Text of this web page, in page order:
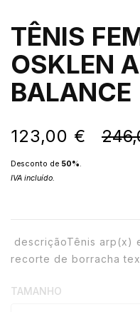
TÊNIS
OSKLEN
BALANCE
123,00 €
Desconto de 50%
IVA incluído.
descriçãoTênis arp(x)
recorte de borracha
TAMANHO